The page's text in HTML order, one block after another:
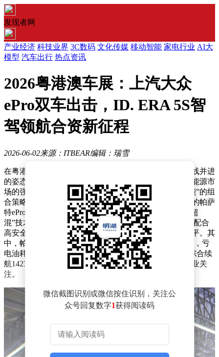
发现者网
产业经济 科技业界 3C数码 文化传媒 移动智能 家电行业 AI大
模型 汽车出行 热点资讯
2026粤港澳车展：上汽大众
ePro双车出击，ID. ERA 5S智
驾领航合资新征程
2026-06-02来源：ITBEAR编辑：瑞雪
在粤港澳大湾区车展上，上汽大众以新能源与智能化双线并进
的姿态，成为合资品牌转型的焦点。面对自主品牌在新能源市
场的强势冲击，这家传统合资车企通过“插混+纯电+智能”的组
合策略，试图重新定义德系品牌的市场竞争力。其推出的帕萨
特ePro与途观L ePro两款插混车型，搭载全新一代“黄金超
混”技术，以EA211 1.5T发动机与TQ251变速箱为核心，配合
高安全五防电池，在续航与能耗表现上直逼主流市场水平。其
中，帕萨特ePro纯电续航达157公里，综合续航1468公里，亏
电油耗仅3.6升/百公里；途观L ePro纯电续航143公里，综合续
航1423公里，亏电油耗4.33升/百公里，数据表现引发行业关
注。
微信截图识别或微信按住识别，关注公
众号回复数字1获得阅读码